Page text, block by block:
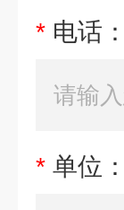
* 电话：
* 单位：